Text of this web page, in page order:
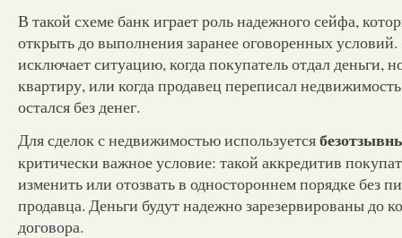
В такой схеме банк играет роль надежного сейфа,
открыть до выполнения заранее оговоренных
исключает ситуацию, когда покупатель отдал деньги,
квартиру, или когда продавец переписал
остался без денег.
Для сделок с недвижимостью используется
критически важное условие: такой аккредитив
изменить или отозвать в одностороннем порядке без
продавца. Деньги будут надежно зарезервированы до
договора.